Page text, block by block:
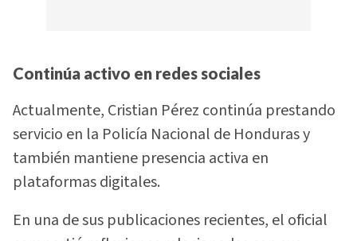
Continúa activo en redes sociales
Actualmente, Cristian Pérez continúa prestando
servicio en la Policía Nacional de Honduras y
también mantiene presencia activa en
plataformas digitales.
En una de sus publicaciones recientes, el oficial